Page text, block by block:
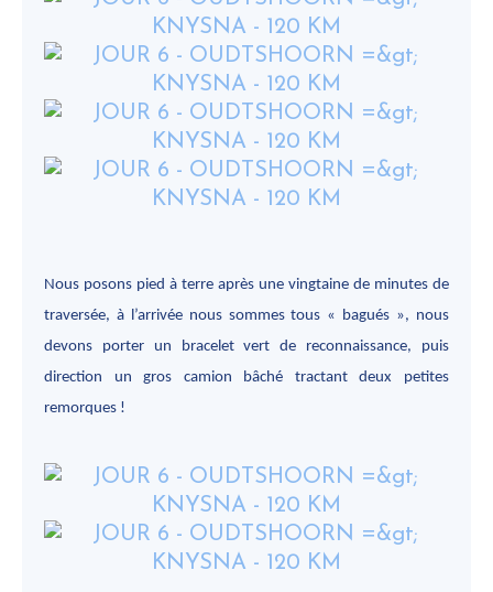
Nous posons pied à terre après une vingtaine de minutes de
traversée, à l’arrivée nous sommes tous « bagués », nous
devons porter un bracelet vert de reconnaissance, puis
direction un gros camion bâché tractant deux petites
remorques !